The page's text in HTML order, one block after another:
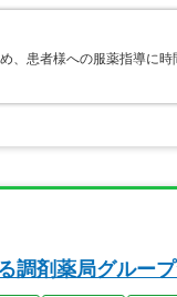
、患者様への服薬指導に
調剤薬局グルー